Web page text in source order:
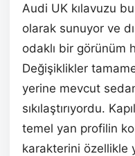
Audi UK kılavuzu
olarak sunuyor ve
odaklı bir görünüm
Değişiklikler
yerine mevcut
sıkılaştırıyordu.
temel yan profilin
karakterini özellikle